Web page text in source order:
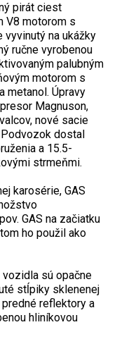
pirát ciest
V8 motorom s
na ukážky
ručne vyrobenou
palubným
motorom s
metanol. Úpravy
Magnuson,
nové sacie
dostal
a 15.5-
strmeňmi.
karosérie, GAS
GAS na začiatku
ho použil ako
sú opačne
stĺpiky sklenenej
reflektory a
hliníkovou